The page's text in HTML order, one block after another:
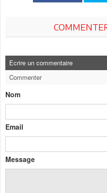
Ecrire un commentaire
Commenter
Nom
Email
Message